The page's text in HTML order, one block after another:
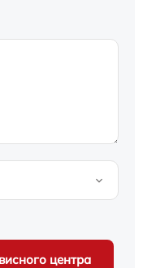
центра